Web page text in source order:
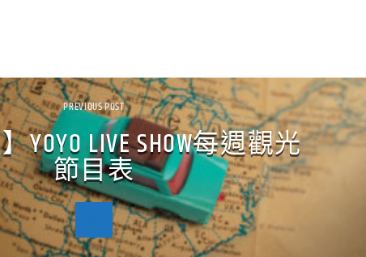
PREVIOUS POST
LIVE SHOW每週觀光
節目表